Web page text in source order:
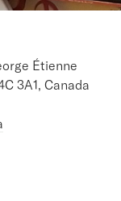
Étienne
3A1, Canada